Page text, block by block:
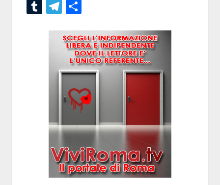
TumblrTelegram